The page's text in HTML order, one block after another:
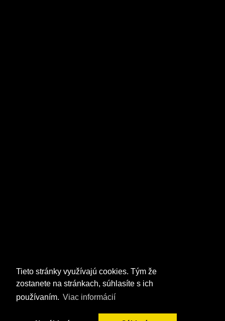
Tieto stránky využívajú cookies. Tým že
zostanete na stránkach, súhlasíte s ich
používaním. Viac informácií